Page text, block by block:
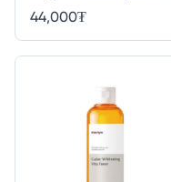
70ш
44,000₮